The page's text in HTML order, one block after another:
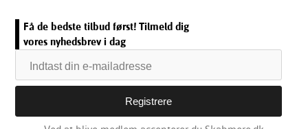
Få de bedste tilbud først! Tilmeld dig
vores nyhedsbrev i dag